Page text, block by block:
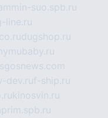
suo.spb.ru
line.ru
dugshop.ru
dev.ruf-ship.ru
kinosvin.ru